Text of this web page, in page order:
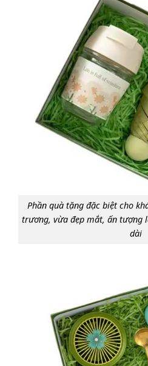
Phần quà tặng đặc biệt cho
trương, vừa đẹp mắt, ấn tượng
dài